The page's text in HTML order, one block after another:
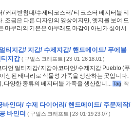
커피받침대/수제티코스터/ 티 코스터 베지터블 티
조금은 다른 디자인의 영상이지만, 엣지를 보여 드
마무리의 기본은 아무래도 마감이 아닌가 싶어서
티지갑/ 지갑/ 수제지갑/ 핸드메이드/ 푸에블
지갑 ( 구일스 크래프트 | 23-01-26 18:01 )
언 멀티지갑/ 지갑아코디언/ 수제지갑 Pueblo (푸
상된 태너리로 식물성 가죽을 생산하는 곳입니다.
다양한 종류의 베지터블 가죽을 생산합니...Tag: 작
바인더/ 수제 다이어리/ 핸드메이드/ 주문제작/
바인더 ( 구일스 크래프트 | 23-01-19 23:07 )